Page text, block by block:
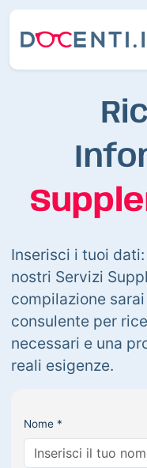
Inserisci i tuoi
nostri Servizi
compilazione
consulente per
necessari e una
reali esigenze.
Nome *